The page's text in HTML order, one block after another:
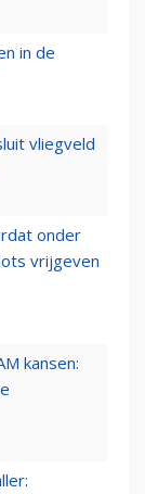
in de
vliegveld
onder
vrijgeven
kansen: